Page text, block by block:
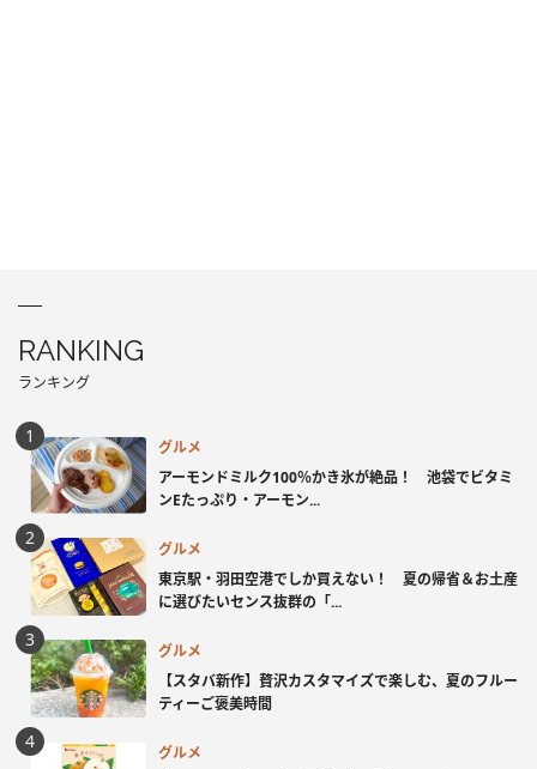
RANKING
ランキング
グルメ
アーモンドミルク100％かき氷が絶品！ 池袋でビタミ
ンEたっぷり・アーモン...
グルメ
東京駅・羽田空港でしか買えない！ 夏の帰省＆お土産
に選びたいセンス抜群の「...
グルメ
【スタバ新作】贅沢カスタマイズで楽しむ、夏のフルー
ティーご褒美時間
グルメ